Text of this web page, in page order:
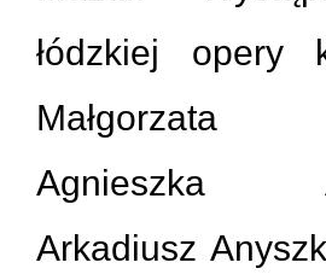
łódzkiej opery
Małgorzata
Agnieszka
Arkadiusz